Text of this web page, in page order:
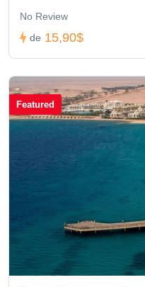
No Review
de 15,90$
Featured